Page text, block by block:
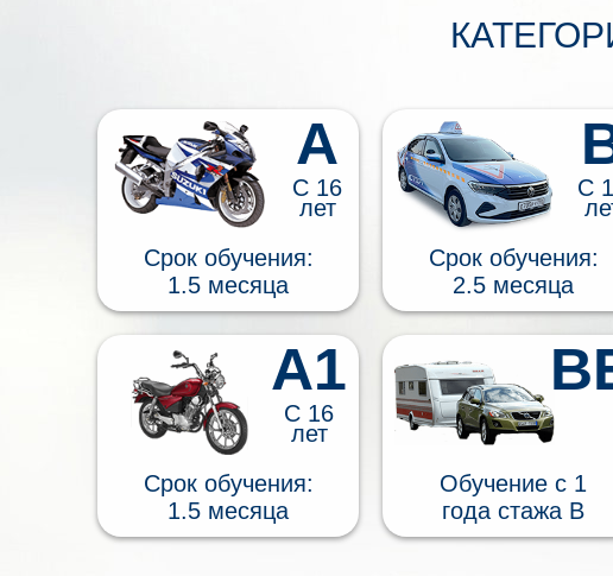
A
С 16
лет
Срок обучения:
1.5 месяца
С
Срок обучения:
2.5 месяца
А1
С 16
лет
Срок обучения:
1.5 месяца
Обучение c 1
года стажа B